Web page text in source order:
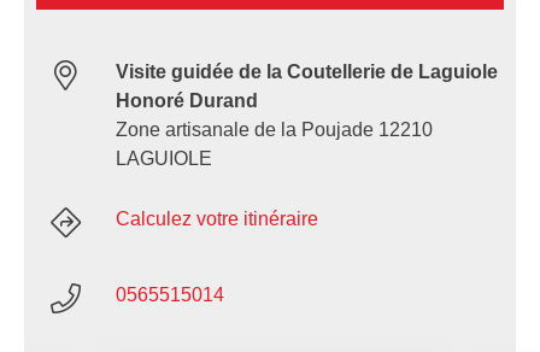
Visite guidée de la Coutellerie de Laguiole
Honoré Durand
Zone artisanale de la Poujade 12210
LAGUIOLE
Calculez votre itinéraire
0565515014